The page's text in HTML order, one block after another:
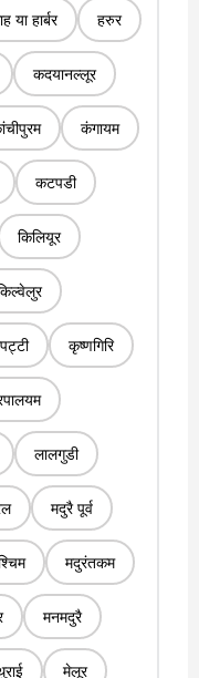
या हार्बर हरुर
कदयानल्लूर
कंगायम
कटपडी
किलियूर
कृष्णगिरि
लालगुडी
मदुरै पूर्व
मदुरंतकम
मनमदुरै
मेलूर